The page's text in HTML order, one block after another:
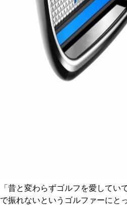
「昔と変わらずゴルフを愛してい
で振れないというゴルファーにと